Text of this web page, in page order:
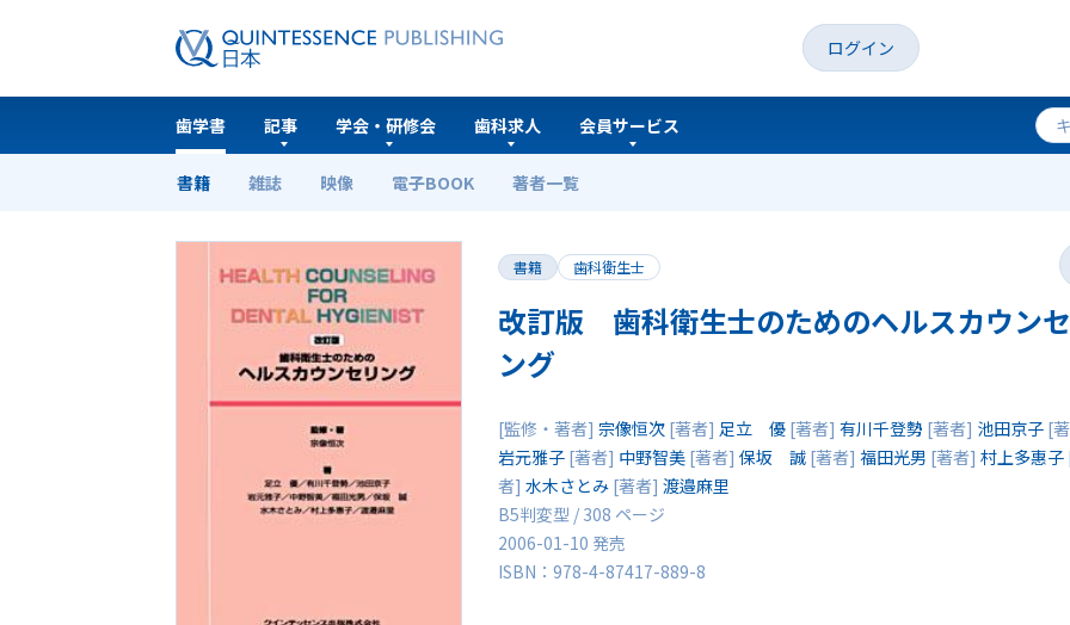
ログイン
歯学書
書籍 雑誌 映像 電子BOOK 著者一覧
記事 学会・研修会 歯科求人 会員サービス
ホーム 歯学書 改訂版 歯科衛生士のためのヘルスカウンセリング
書籍 歯科衛生士
改訂版 歯科衛生士のためのヘルスカウン
ング
[監修・著者] 宗像恒次 [著者] 足立 優 [著者] 有川千登勢 [著者] 池田京子 [
岩元雅子 [著者] 中野智美 [著者] 保坂 誠 [著者] 福田光男 [著者] 村上多惠子
者] 水木さとみ [著者] 渡邉麻里
B5判変型 / 308 ページ
2006-01-10 発売
ISBN：978-4-87417-889-8